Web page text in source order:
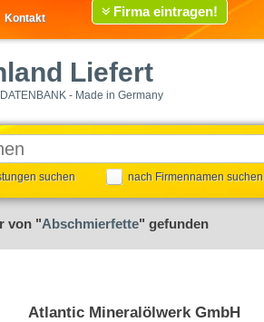
Kontakt Firma eintragen!
Liefert
- Made in Germany
suchen nach Firmennamen suchen
von "Abschmierfette" gefunden
Atlantic Mineralölwerk GmbH